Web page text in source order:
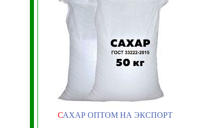
САХАР ОПТОМ НА ЭКСПОРТ